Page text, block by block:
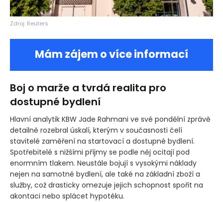
Zdroj: Reuters
Mám zájem o více informací
Boj o marže a tvrdá realita pro
dostupné bydlení
Hlavní analytik KBW Jade Rahmani ve své pondělní zprávě
detailně rozebral úskalí, kterým v současnosti čelí
stavitelé zaměření na startovací a dostupné bydlení.
Spotřebitelé s nižšími příjmy se podle něj ocitají pod
enormním tlakem. Neustále bojují s vysokými náklady
nejen na samotné bydlení, ale také na základní zboží a
služby, což drasticky omezuje jejich schopnost spořit na
akontaci nebo splácet hypotéku.